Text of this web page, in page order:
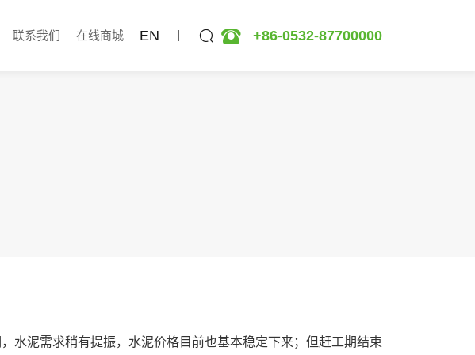
联系我们 在线商城 EN +86-0532-87700000
水泥需求稍有提振，水泥价格目前也基本稳定下来；但赶工期结束